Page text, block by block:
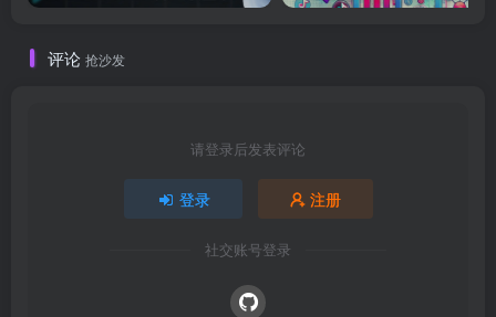
评论 抢沙发
请登录后发表评论
登录 注册
社交账号登录